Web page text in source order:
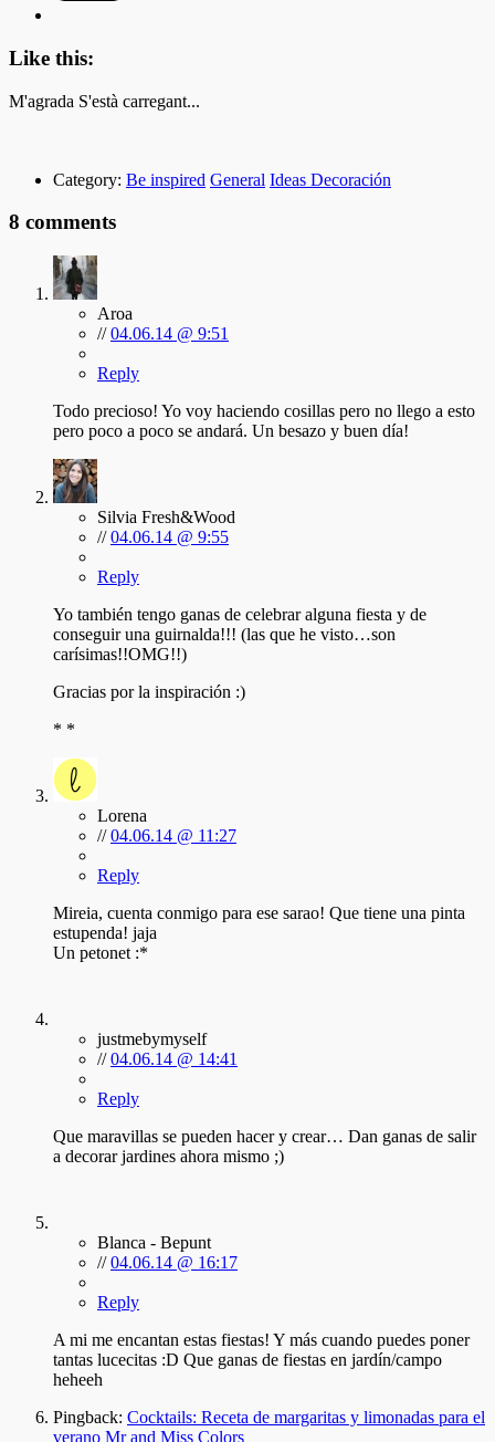
Like this:
M'agrada S'està carregant...
Category: Be inspired General Ideas Decoración
8 comments
Aroa
//04.06.14 @ 9:51
Reply
Todo precioso! Yo voy haciendo cosillas pero no llego a esto
pero poco a poco se andará. Un besazo y buen día!
Silvia Fresh&Wood
//04.06.14 @ 9:55
Reply
Yo también tengo ganas de celebrar alguna fiesta y de
conseguir una guirnalda!!! (las que he visto…son
carísimas!!OMG!!)
Gracias por la inspiración :)
* *
Lorena
//04.06.14 @ 11:27
Reply
Mireia, cuenta conmigo para ese sarao! Que tiene una pinta
estupenda! jaja
Un petonet :*
justmebymyself
//04.06.14 @ 14:41
Reply
Que maravillas se pueden hacer y crear… Dan ganas de salir
a decorar jardines ahora mismo ;)
Blanca - Bepunt
//04.06.14 @ 16:17
Reply
A mi me encantan estas fiestas! Y más cuando puedes poner
tantas lucecitas :D Que ganas de fiestas en jardín/campo
heheeh
Pingback: Cocktails: Receta de margaritas y limonadas para el
verano Mr and Miss Colors